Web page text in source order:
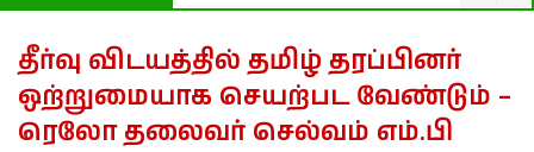
தீர்வு விடயத்தில் தமிழ் தரப்பினர்
ஒற்றுமையாக செயற்பட வேண்டும் –
ரெலோ தலைவர் செல்வம் எம்.பி